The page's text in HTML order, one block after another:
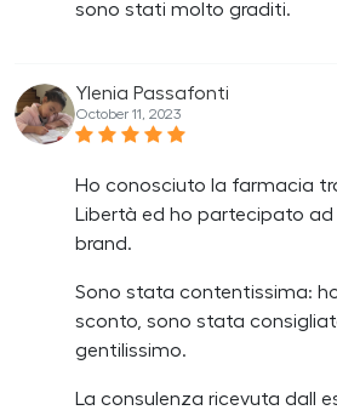
sono stati molto graditi.
Ylenia Passafonti
October 11, 2023
Ho conosciuto la farmacia
Libertà ed ho partecipato ad
brand.
Sono stata contentissima:
sconto, sono stata
gentilissimo.
La consulenza ricevuta dall